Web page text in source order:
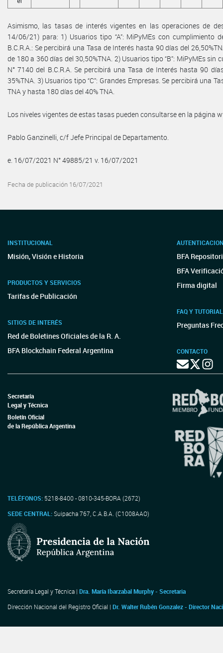
Asimismo, las tasas de interés vigentes en las operaciones de
14/06/21) para: 1) Usuarios tipo “A”: MiPyMEs con cumplimiento de
B.C.R.A.: Se percibirá una Tasa de Interés hasta 90 días del
de 180 a 360 días del 30,50%TNA. 2) Usuarios tipo “B”: MiPyMEs sin
N° 7140 del B.C.R.A. Se percibirá una Tasa de Interés hasta 90
35%TNA. 3) Usuarios tipo “C”: Grandes Empresas. Se percibirá una
TNA y hasta 180 días del 40% TNA.
Los niveles vigentes de estas tasas pueden consultarse en la página
Pablo Ganzinelli, c/f Jefe Principal de Departamento.
e. 16/07/2021 N° 49885/21 v. 16/07/2021
Fecha de publicación 16/07/2021
INSTITUCIONAL
Misión, Visión e Historia
PRODUCTOS Y SERVICIOS
Tarifas de Publicación
SITIOS DE INTERÉS
Red de Boletines Oficiales de la R. A.
BFA Blockchain Federal Argentina
BFA
BFA
Firma digital
FAQ Y
Preguntas
CONTACTO
Secretaría
Legal y Técnica
Boletín Oficial
de la República Argentina
TELÉFONOS: 5218-8400 - 0810-345-BORA (2672)
SEDE CENTRAL:Suipacha 767, C.A.B.A. (C1008AAO)
Secretaría Legal y Técnica | Dra. María Ibarzabal Murphy - Secretaria
Dirección Nacional del Registro Oficial | Dr. Walter Rubén Gonzalez - Director